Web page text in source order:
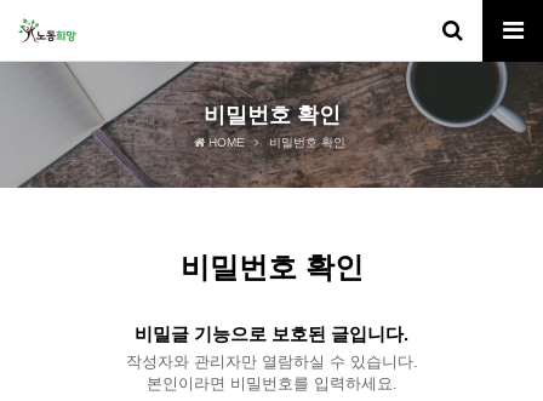
비밀번호 확인
HOME 비밀번호 확인
비밀번호 확인
비밀글 기능으로 보호된 글입니다.
작성자와 관리자만 열람하실 수 있습니다.
본인이라면 비밀번호를 입력하세요.